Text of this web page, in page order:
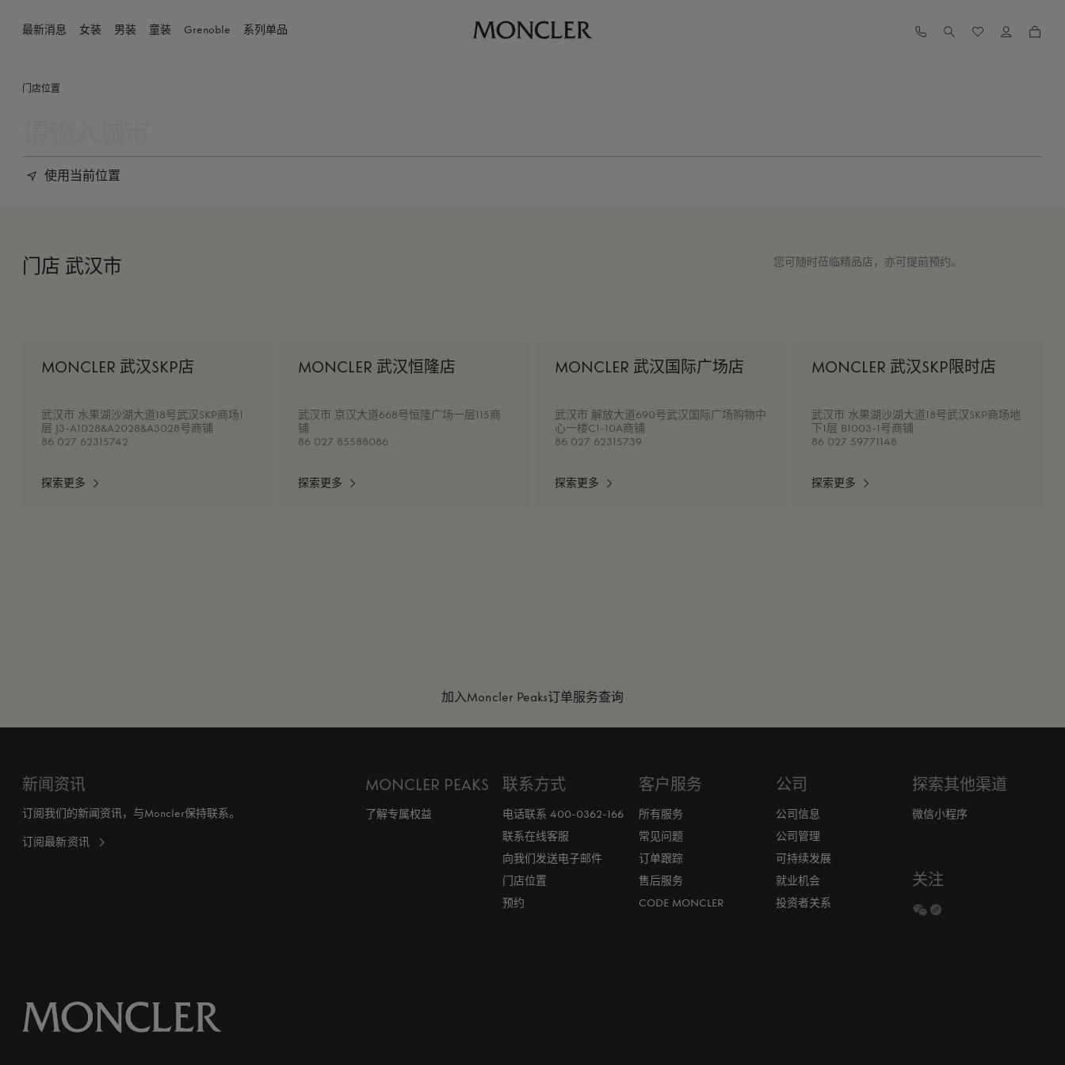
最新消息 女装 男装 童装 Grenoble 系列单品
门店位置
使用当前位置
门店 武汉市 您可随时莅临精品店，亦可提前预约。
MONCLER 武汉SKP店
武汉市 水果湖沙湖大道18号武汉SKP商场1
层 J3-A1028&A2028&A3028号商铺
86 027 62315742
探索更多
MONCLER 武汉恒隆店
武汉市 京汉大道668号恒隆广场一层115商
铺
86 027 85588086
探索更多
MONCLER 武汉国际广场店
武汉市 解放大道690号武汉国际广场购物中
心一楼C1-10A商铺
86 027 62315739
探索更多
MONCLER 武汉SKP限时店
武汉市 水果湖沙湖大道18号武汉SKP商场地
下1层 B1003-1号商铺
86 027 59771148
探索更多
加入Moncler Peaks订单服务查询
新闻资讯
订阅我们的新闻资讯，与Moncler保持联系。
订阅最新资讯
MONCLER PEAKS
了解专属权益
联系方式
电话联系 400-0362-166
联系在线客服
向我们发送电子邮件
门店位置
预约
客户服务
所有服务
常见问题
订单跟踪
售后服务
CODE MONCLER
公司
公司信息
公司管理
可持续发展
就业机会
投资者关系
探索其他渠道
微信小程序
关注